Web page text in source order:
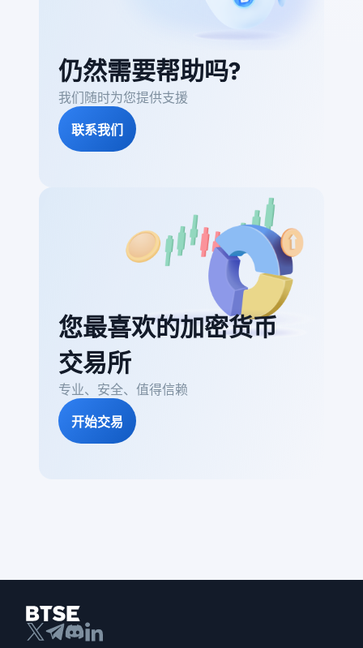
仍然需要帮助吗?
我们随时为您提供支援
联系我们
您最喜欢的加密货币
交易所
专业、安全、值得信赖
开始交易